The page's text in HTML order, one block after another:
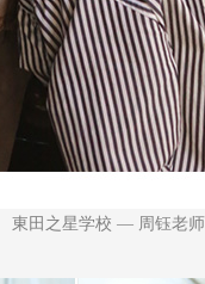
東田之星学校 — 周钰老师